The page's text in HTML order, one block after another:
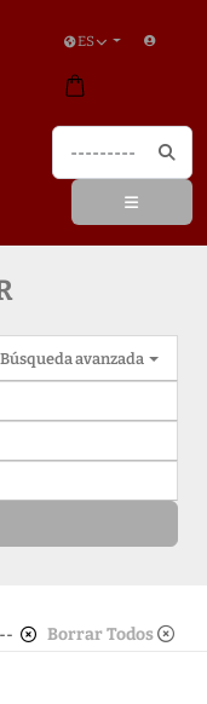
ES
Búsqueda avanzada
Borrar Todos